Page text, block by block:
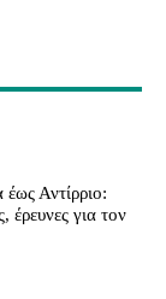
Αντίρριο:
έρευνες για τον